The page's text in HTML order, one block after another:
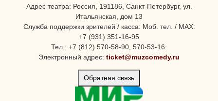
Адрес театра: Россия, 191186, Санкт-Петербург, ул.
Итальянская, дом 13
Служба поддержки зрителей / касса: Моб. тел. / MAX:
+7 (931) 351-16-95
Тел.: +7 (812) 570-58-90, 570-53-16:
Электронный адрес: ticket@muzcomedy.ru
Обратная связь